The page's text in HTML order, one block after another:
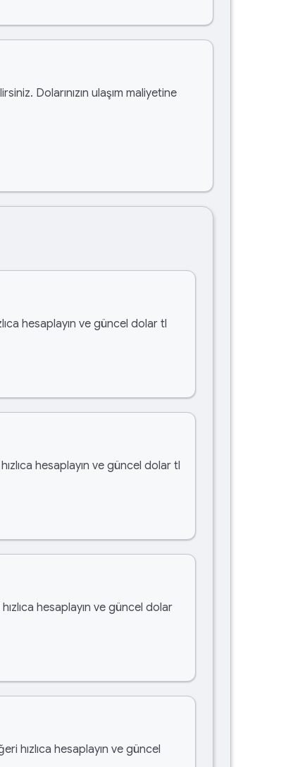
Dolarınızın ulaşım maliyetine
hesaplayın ve güncel dolar tl
hesaplayın ve güncel dolar tl
hesaplayın ve güncel dolar
hızlıca hesaplayın ve güncel